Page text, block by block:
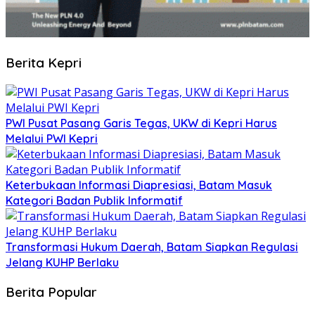
Berita Kepri
PWI Pusat Pasang Garis Tegas, UKW di Kepri Harus
Melalui PWI Kepri
Keterbukaan Informasi Diapresiasi, Batam Masuk
Kategori Badan Publik Informatif
Transformasi Hukum Daerah, Batam Siapkan Regulasi
Jelang KUHP Berlaku
Berita Popular